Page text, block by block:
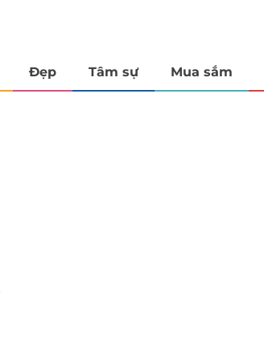
Đẹp Tâm sự Mua sắm